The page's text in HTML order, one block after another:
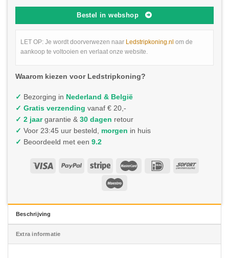
Bestel in webshop
LET OP: Je wordt doorverwezen naar Ledstripkoning.nl om de
aankoop te voltooien en verlaat onze website.
Waarom kiezen voor Ledstripkoning?
✓ Bezorging in Nederland & België
✓ Gratis verzending vanaf € 20,-
✓ 2 jaargarantie & 30 dagen retour
✓ Voor 23:45 uur besteld, morgen in huis
✓ Beoordeeld met een 9.2
Beschrijving
Extra informatie